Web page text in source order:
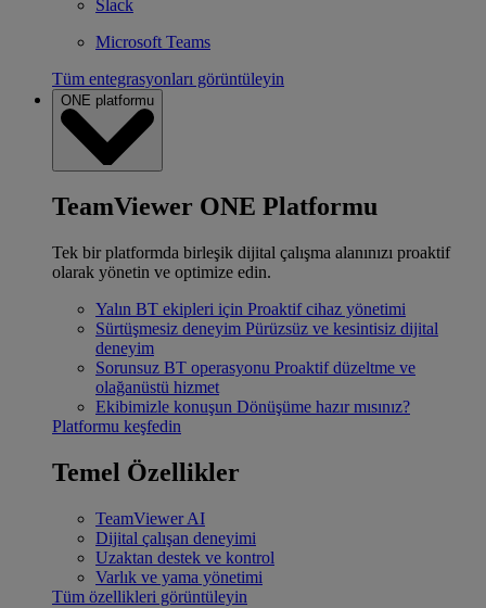
Slack
Microsoft Teams
Tüm entegrasyonları görüntüleyin
ONE platformu
TeamViewer ONE Platformu
Tek bir platformda birleşik dijital çalışma alanınızı proaktif
olarak yönetin ve optimize edin.
Yalın BT ekipleri için Proaktif cihaz yönetimi
Sürtüşmesiz deneyim Pürüzsüz ve kesintisiz dijital
deneyim
Sorunsuz BT operasyonu Proaktif düzeltme ve
olağanüstü hizmet
Ekibimizle konuşun Dönüşüme hazır mısınız?
Platformu keşfedin
Temel Özellikler
TeamViewer AI
Dijital çalışan deneyimi
Uzaktan destek ve kontrol
Varlık ve yama yönetimi
Tüm özellikleri görüntüleyin